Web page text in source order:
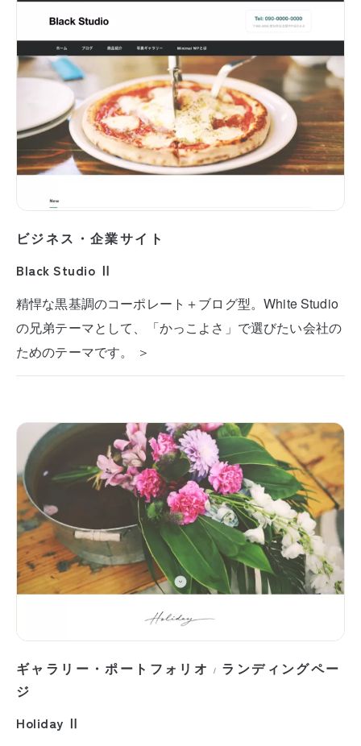
ビジネス・企業サイト
Black Studio Ⅱ
精悍な黒基調のコーポレート＋ブログ型。White Studio
の兄弟テーマとして、「かっこよさ」で選びたい会社の
ためのテーマです。 ＞
ギャラリー・ポートフォリオ / ランディングペー
ジ
Holiday Ⅱ